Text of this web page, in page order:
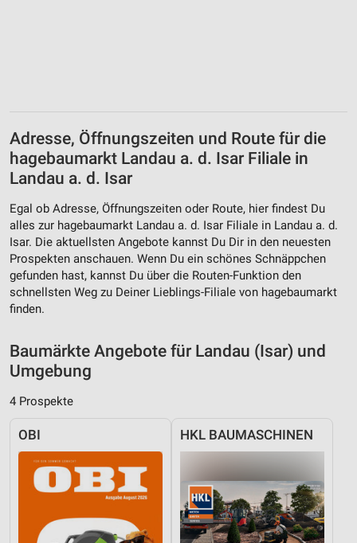
Adresse, Öffnungszeiten und Route für die
hagebaumarkt Landau a. d. Isar Filiale in
Landau a. d. Isar
Egal ob Adresse, Öffnungszeiten oder Route, hier findest Du
alles zur hagebaumarkt Landau a. d. Isar Filiale in Landau a. d.
Isar. Die aktuellsten Angebote kannst Du Dir in den neuesten
Prospekten anschauen. Wenn Du ein schönes Schnäppchen
gefunden hast, kannst Du über die Routen-Funktion den
schnellsten Weg zu Deiner Lieblings-Filiale von hagebaumarkt
finden.
Baumärkte Angebote für Landau (Isar) und
Umgebung
4 Prospekte
OBI HKL BAUMASCHINEN
Messung der Performance von Inhalten
Analyse von Zielgruppen durch Statistiken oder
Kombinationen von Daten aus verschiedenen
Quellen
Entwicklung und Verbesserung der Angebote
Verwendung reduzierter Daten zur Auswahl von
Inhalten
IAB-Besonderheiten:
Geräte anhand von aktiv angeforderten
Informationen identifizieren
Nicht-IAB-Verarbeitungszwecke:
Notwendig
Performance
Funktional
Werbung